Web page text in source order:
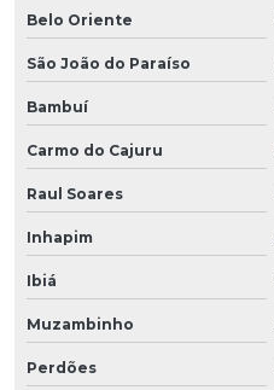
Belo Oriente
São João do Paraíso
Bambuí
Carmo do Cajuru
Raul Soares
Inhapim
Ibiá
Muzambinho
Perdões